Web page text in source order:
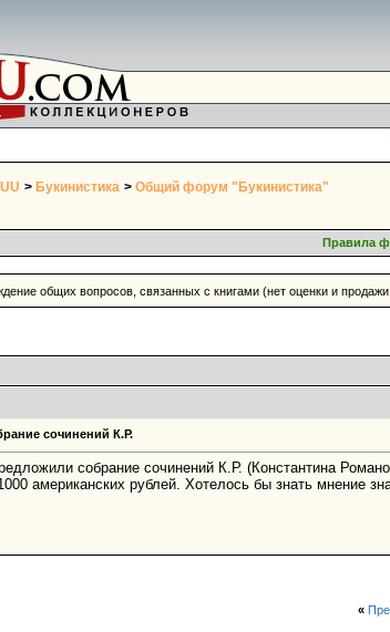
> Букинистика > Общий форум "Букинистика"
Правила
общих вопросов, связанных с книгами (нет оценки и
сочинений К.Р.
собрание сочинений К.Р. (Константина
американских рублей. Хотелось бы знать мнение
«